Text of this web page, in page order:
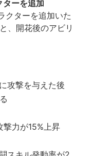
ーを追加
クターを追加いた
、開花後のアビリ
攻撃を与えた後
力が15%上昇